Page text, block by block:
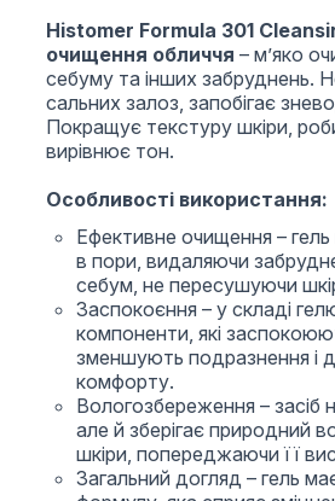
Histomer Formula 301
очищення обличчя – м’яко
себуму та інших забруднень.
сальних залоз, запобігає
Покращує текстуру шкіри,
вирівнює тон.
Особливості використання:
Ефективне очищення –
в пори, видаляючи
себум, не пересушуючи
Заспокоєння – у складі
компоненти, які
зменшують подразнення і
комфорту.
Вологозбереження – засіб
але й зберігає природний
шкіри, попереджаючи її
Загальний догляд – гель